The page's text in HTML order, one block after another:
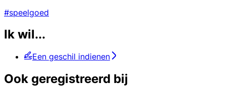
#speelgoed
Ik wil...
Een geschil indienen
Ook geregistreerd bij